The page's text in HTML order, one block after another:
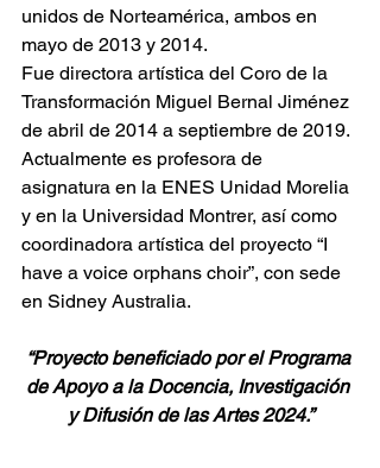
unidos de Norteamérica, ambos en
mayo de 2013 y 2014.
Fue directora artística del Coro de la
Transformación Miguel Bernal Jiménez
de abril de 2014 a septiembre de 2019.
Actualmente es profesora de
asignatura en la ENES Unidad Morelia
y en la Universidad Montrer, así como
coordinadora artística del proyecto “I
have a voice orphans choir”, con sede
en Sidney Australia.
“Proyecto beneficiado por el Programa
de Apoyo a la Docencia, Investigación
y Difusión de las Artes 2024.”